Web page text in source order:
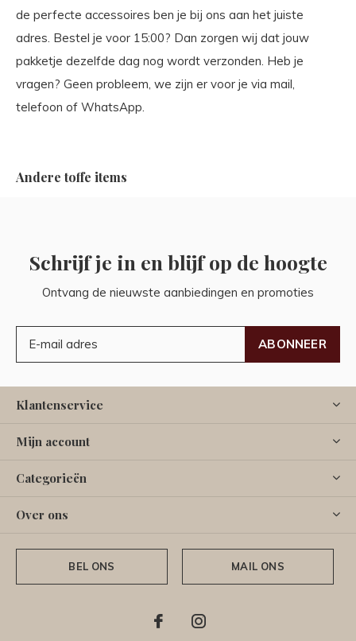
de perfecte accessoires ben je bij ons aan het juiste
adres. Bestel je voor 15:00? Dan zorgen wij dat jouw
pakketje dezelfde dag nog wordt verzonden. Heb je
vragen? Geen probleem, we zijn er voor je via mail,
telefoon of WhatsApp.
Andere toffe items
Schrijf je in en blijf op de hoogte
Ontvang de nieuwste aanbiedingen en promoties
ABONNEER
Klantenservice
Mijn account
Categorieën
Over ons
BEL ONS MAIL ONS